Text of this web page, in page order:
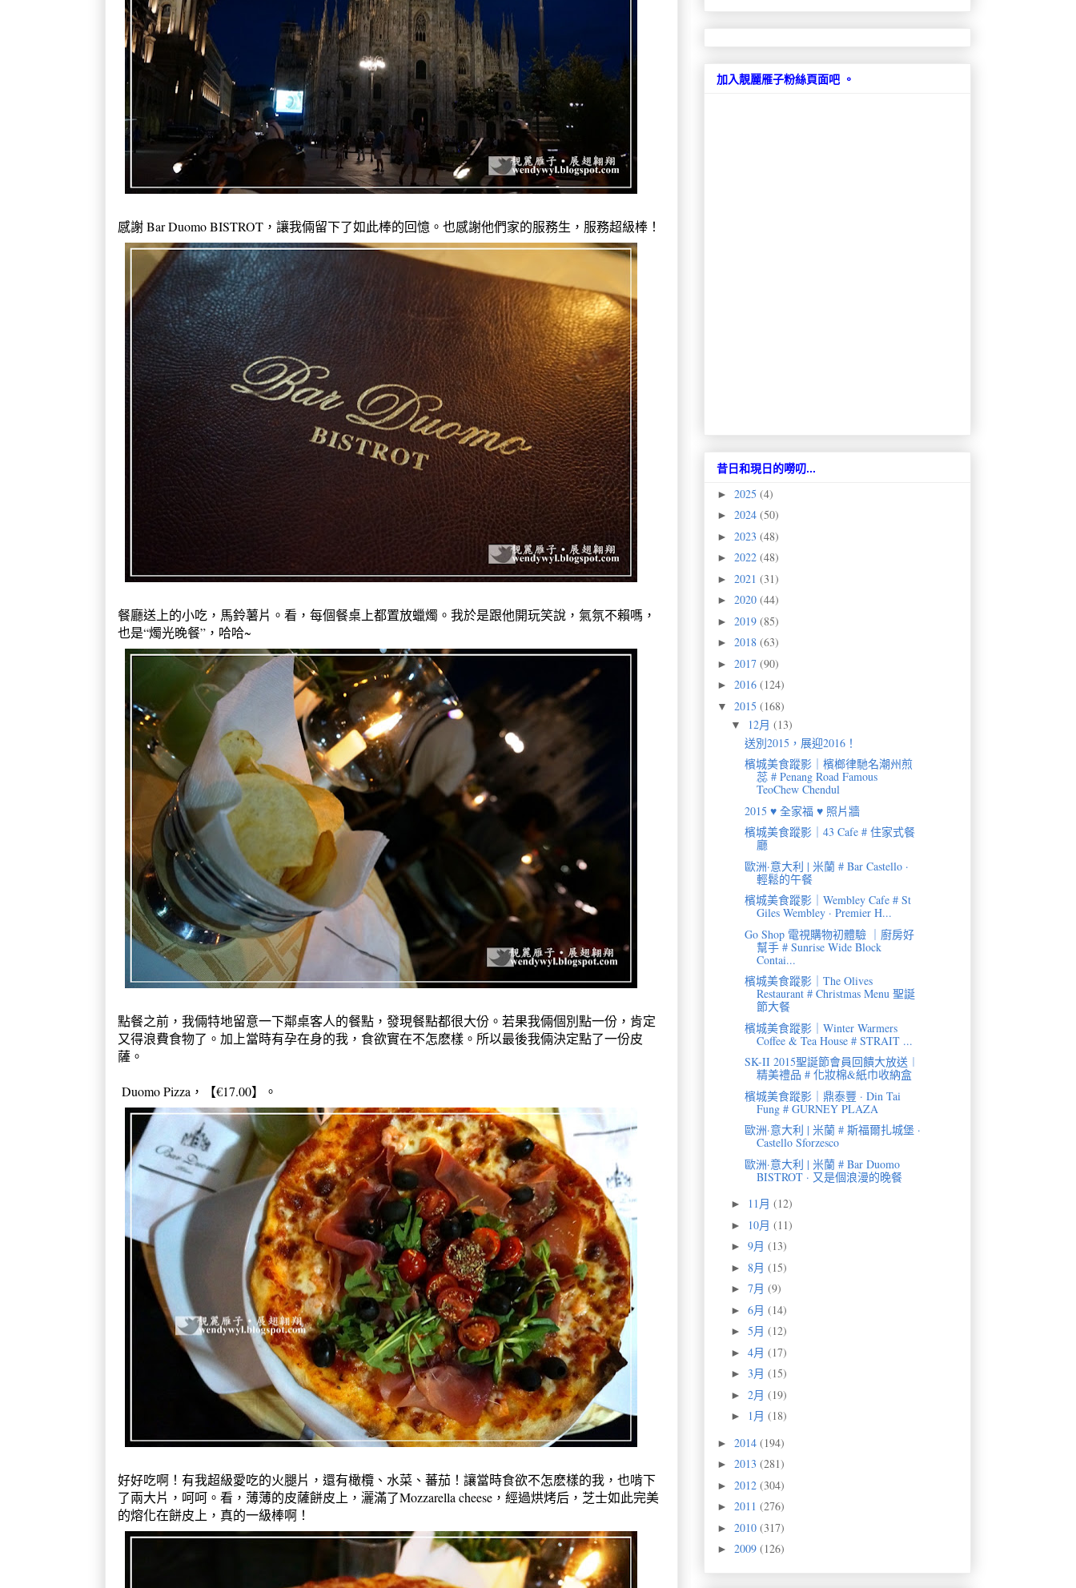
感謝 Bar Duomo BISTROT，讓我倆留下了如此棒的回憶。也感謝他們家的服務生，服務超級棒！
餐廳送上的小吃，馬鈴薯片。看，每個餐桌上都置放蠟燭。我於是跟他開玩笑說，氣氛不賴嗎，
也是“燭光晚餐”，哈哈~
點餐之前，我倆特地留意一下鄰桌客人的餐點，發現餐點都很大份。若果我倆個別點一份，肯定
又得浪費食物了。加上當時有孕在身的我，食欲實在不怎麽樣。所以最後我倆決定點了一份皮
薩。
Duomo Pizza，【€17.00】。
好好吃啊！有我超級愛吃的火腿片，還有橄欖、水菜、蕃茄！讓當時食欲不怎麽樣的我，也啃下
了兩大片，呵呵。看，薄薄的皮薩餅皮上，灑滿了Mozzarella cheese，經過烘烤后，芝士如此完美
的熔化在餅皮上，真的一級棒啊！
加入靚麗雁子粉絲頁面吧 。
昔日和現日的嘮叨...
► 2025 (4)
► 2024 (50)
► 2023 (48)
► 2022 (48)
► 2021 (31)
► 2020 (44)
► 2019 (85)
► 2018 (63)
► 2017 (90)
► 2016 (124)
▼ 2015 (168)
▼ 12月 (13)
送別2015，展迎2016！
檳城美食蹤影｜檳榔律馳名潮州煎
蕊 # Penang Road Famous
TeoChew Chendul
2015 ♥ 全家福 ♥ 照片牆
檳城美食蹤影｜43 Cafe # 住家式餐
廳
歐洲·意大利 | 米蘭 # Bar Castello ·
輕鬆的午餐
檳城美食蹤影｜Wembley Cafe # St
Giles Wembley · Premier H...
Go Shop 電視購物初體驗 ｜廚房好
幫手 # Sunrise Wide Block
Contai...
檳城美食蹤影｜The Olives
Restaurant # Christmas Menu 聖誕
節大餐
檳城美食蹤影｜Winter Warmers
Coffee & Tea House # STRAIT ...
SK-II 2015聖誕節會員回饋大放送︱
精美禮品 # 化妝棉&紙巾收納盒
檳城美食蹤影｜鼎泰豐 · Din Tai
Fung # GURNEY PLAZA
歐洲·意大利 | 米蘭 # 斯福爾扎城堡 ·
Castello Sforzesco
歐洲·意大利 | 米蘭 # Bar Duomo
BISTROT · 又是個浪漫的晚餐
► 11月 (12)
► 10月 (11)
► 9月 (13)
► 8月 (15)
► 7月 (9)
► 6月 (14)
► 5月 (12)
► 4月 (17)
► 3月 (15)
► 2月 (19)
► 1月 (18)
► 2014 (194)
► 2013 (281)
► 2012 (304)
► 2011 (276)
► 2010 (317)
► 2009 (126)